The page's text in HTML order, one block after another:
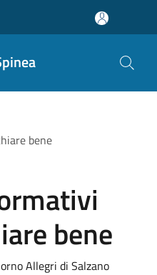
bene
bene
Allegri di Salzano